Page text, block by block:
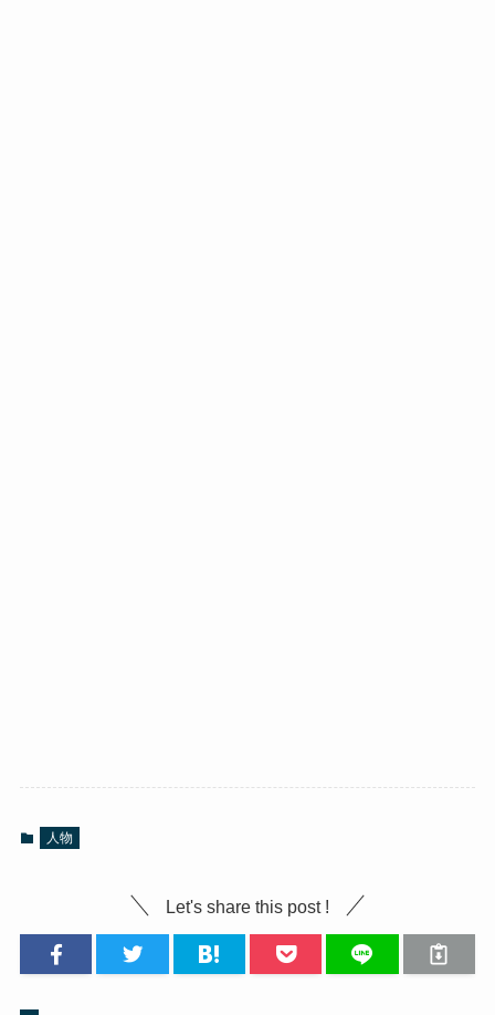
人物
Let's share this post !